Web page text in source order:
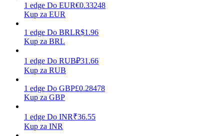
Zarabiać
Mocna Świnka
Codziennie zdobywaj konkurencyjne nagrody
1 edge Do EUR€0.33248
Kup za EUR
1 edge Do BRLR$1.96
Kup za BRL
1 edge Do RUB₽31.66
Kup za RUB
1 edge Do GBP£0.28478
Kup za GBP
1 edge Do INR₹36.55
Kup za INR